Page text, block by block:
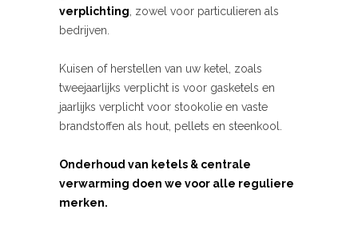
verplichting , zowel voor particulieren als
bedrijven.
Kuisen of herstellen van uw ketel, zoals
tweejaarlijks verplicht is voor gasketels en
jaarlijks verplicht voor stookolie en vaste
brandstoffen als hout, pellets en steenkool.
Onderhoud van ketels & centrale
verwarming doen we voor alle reguliere
merken.